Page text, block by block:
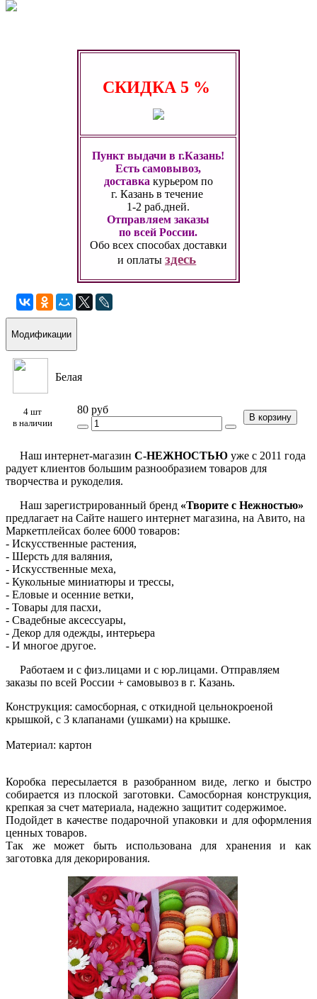
СКИДКА 5 %
Пункт выдачи в г.Казань!
Есть самовывоз,
доставка курьером по
г. Казань в течение
1-2 раб.дней.
Отправляем заказы
по всей России.
Обо всех способах доставки
и оплатыздесь
Модификации
Белая
4 шт
в наличии
80 руб
В корзину
Наш интернет-магазин С-НЕЖНОСТЬЮ уже с 2011 года
радует клиентов большим разнообразием товаров для
творчества и рукоделия.
Наш зарегистрированный бренд «Творите с Нежностью»
предлагает на Сайте нашего интернет магазина, на Авито, на
Маркетплейсах более 6000 товаров:
- Искусственные растения,
- Шерсть для валяния,
- Искусственные меха,
- Кукольные миниатюры и трессы,
- Еловые и осенние ветки,
- Товары для пасхи,
- Свадебные аксессуары,
- Декор для одежды, интерьера
- И многое другое.
Работаем и с физ.лицами и с юр.лицами. Отправляем
заказы по всей России + самовывоз в г. Казань.
Конструкция: самосборная, с откидной цельнокроеной
крышкой, с 3 клапанами (ушками) на крышке.
Материал: картон
Коробка пересылается в разобранном виде, легко и быстро
собирается из плоской заготовки. Самосборная конструкция,
крепкая за счет материала, надежно защитит содержимое.
Подойдет в качестве подарочной упаковки и для оформления
ценных товаров.
Так же может быть использована для хранения и как
заготовка для декорирования.